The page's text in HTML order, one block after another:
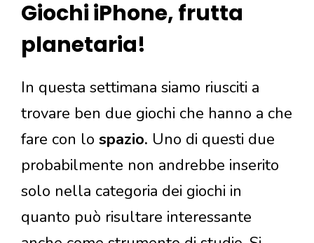
Giochi iPhone, frutta
planetaria!
In questa settimana siamo riusciti a
trovare ben due giochi che hanno a che
fare con lo spazio. Uno di questi due
probabilmente non andrebbe inserito
solo nella categoria dei giochi in
quanto può risultare interessante